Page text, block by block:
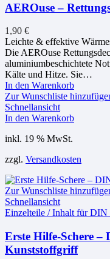
AEROuse –
1,90 €
Leichte & effektive
Die AEROuse
aluminiumbeschichtete
Kälte und Hitze. Sie…
In den Warenkorb
Zur Wunschliste
Schnellansicht
In den Warenkorb
inkl. 19 % MwSt.
zzgl. Versandkosten
Zur Wunschliste
Schnellansicht
Einzelteile / Inhalt für DIN
Erste Hilfe-Schere –
Kunststoffgriff